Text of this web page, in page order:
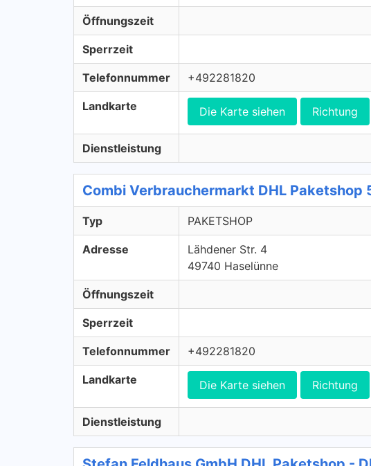
Öffnungszeit
Sperrzeit
Telefonnummer +492281820
Landkarte Die Karte siehen Richtung
Dienstleistung
Combi Verbrauchermarkt DHL Paketshop
Typ PAKETSHOP
Adresse
Lähdener Str. 4
49740 Haselünne
Öffnungszeit
Sperrzeit
Telefonnummer +492281820
Landkarte Die Karte siehen Richtung
Dienstleistung